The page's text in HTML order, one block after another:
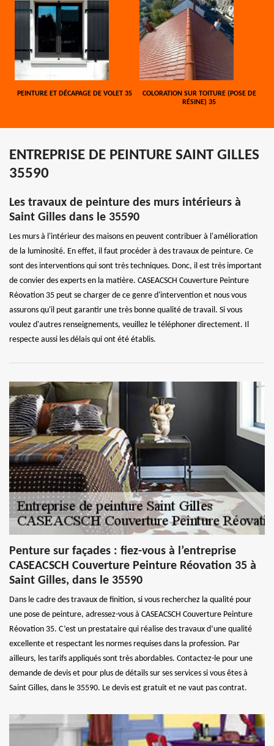
PEINTURE ET DÉCAPAGE DE VOLET 35
COLORATION SUR TOITURE (POSE DE
RÉSINE) 35
ENTREPRISE DE PEINTURE SAINT GILLES
35590
Les travaux de peinture des murs intérieurs à
Saint Gilles dans le 35590
Les murs à l'intérieur des maisons en peuvent contribuer à l'amélioration
de la luminosité. En effet, il faut procéder à des travaux de peinture. Ce
sont des interventions qui sont très techniques. Donc, il est très important
de convier des experts en la matière. CASEACSCH Couverture Peinture
Réovation 35 peut se charger de ce genre d'intervention et nous vous
assurons qu'il peut garantir une très bonne qualité de travail. Si vous
voulez d'autres renseignements, veuillez le téléphoner directement. Il
respecte aussi les délais qui ont été établis.
Penture sur façades : fiez-vous à l’entreprise
CASEACSCH Couverture Peinture Réovation 35 à
Saint Gilles, dans le 35590
Dans le cadre des travaux de finition, si vous recherchez la qualité pour
une pose de peinture, adressez-vous à CASEACSCH Couverture Peinture
Réovation 35. C’est un prestataire qui réalise des travaux d’une qualité
excellente et respectant les normes requises dans la profession. Par
ailleurs, les tarifs appliqués sont très abordables. Contactez-le pour une
demande de devis et pour plus de détails sur ses services si vous êtes à
Saint Gilles, dans le 35590. Le devis est gratuit et ne vaut pas contrat.